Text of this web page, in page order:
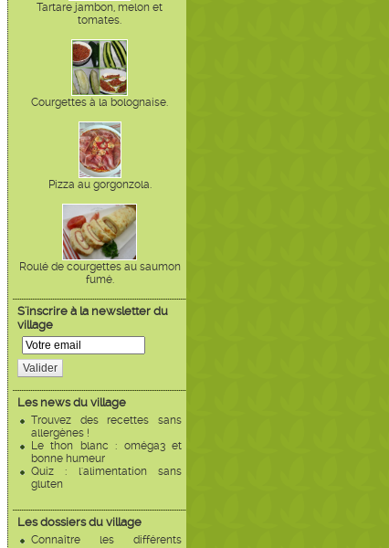
Tartare jambon, melon et
tomates.
Courgettes à la bolognaise.
Pizza au gorgonzola.
Roulé de courgettes au saumon
fumé.
S'inscrire à la newsletter du
village
Valider
Les news du village
Trouvez des recettes sans
allergènes !
Le thon blanc : oméga3 et
bonne humeur
Quiz : l'alimentation sans
gluten
Les dossiers du village
Connaître les différents